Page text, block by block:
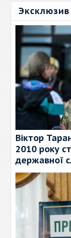
Эксклюзив
Віктор
2010 року
державної